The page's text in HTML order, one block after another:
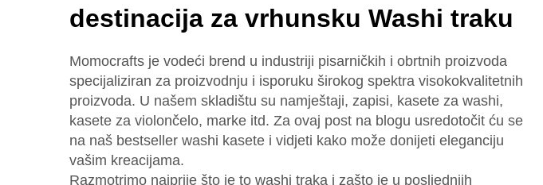
destinacija za vrhunsku Washi traku
Momocrafts je vodeći brend u industriji pisarničkih i obrtnih proizvoda
specijaliziran za proizvodnju i isporuku širokog spektra visokokvalitetnih
proizvoda. U našem skladištu su namještaji, zapisi, kasete za washi,
kasete za violončelo, marke itd. Za ovaj post na blogu usredotočit ću se
na naš bestseller washi kasete i vidjeti kako može donijeti eleganciju
vašim kreacijama.
Razmotrimo najprije što je to washi traka i zašto je u posljednjih